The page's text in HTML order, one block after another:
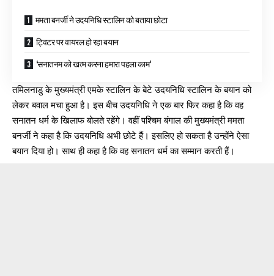
ममता बनर्जी ने उदयनिधि स्टालिन को बताया छोटा
ट्विटर पर वायरल हो रहा बयान
‘सनातनम को खत्म करना हमारा पहला काम’
तमिलनाडु के मुख्यमंत्री एमके स्टालिन के बेटे उदयनिधि स्टालिन के बयान को
लेकर बवाल मचा हुआ है। इस बीच उदयनिधि ने एक बार फिर कहा है कि वह
सनातन धर्म के खिलाफ बोलते रहेंगे। वहीं पश्चिम बंगाल की मुख्यमंत्री ममता
बनर्जी ने कहा है कि उदयनिधि अभी छोटे हैं। इसलिए हो सकता है उन्होंने ऐसा
बयान दिया हो। साथ ही कहा है कि वह सनातन धर्म का सम्मान करती हैं।